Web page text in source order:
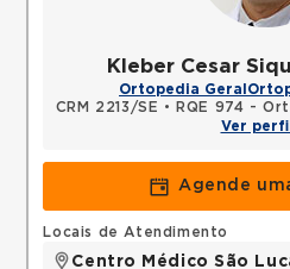
Kleber Cesar
Ortopedia Geral
CRM 2213/SE •
RQE 974 -
Ver perfil
Agende
Locais de Atendimento
Centro Médico São